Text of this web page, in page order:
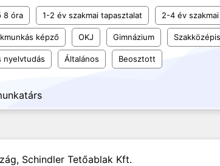
8 óra 1-2 év szakmai tapasztalat 2-4 év
képző OKJ Gimnázium
nyelvtudás Általános Beosztott
Schindler Tetőablak Kft.